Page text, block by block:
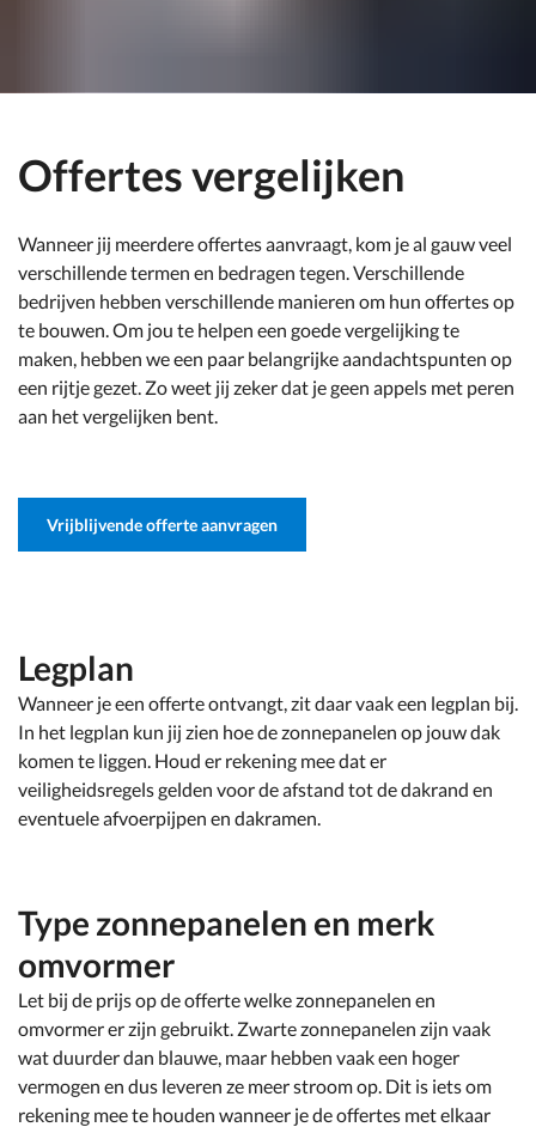
Offertes vergelijken
Wanneer jij meerdere offertes aanvraagt, kom je al gauw veel
verschillende termen en bedragen tegen. Verschillende
bedrijven hebben verschillende manieren om hun offertes op
te bouwen. Om jou te helpen een goede vergelijking te
maken, hebben we een paar belangrijke aandachtspunten op
een rijtje gezet. Zo weet jij zeker dat je geen appels met peren
aan het vergelijken bent.
Vrijblijvende offerte aanvragen
Legplan
Wanneer je een offerte ontvangt, zit daar vaak een legplan bij.
In het legplan kun jij zien hoe de zonnepanelen op jouw dak
komen te liggen. Houd er rekening mee dat er
veiligheidsregels gelden voor de afstand tot de dakrand en
eventuele afvoerpijpen en dakramen.
Type zonnepanelen en merk
omvormer
Let bij de prijs op de offerte welke zonnepanelen en
omvormer er zijn gebruikt. Zwarte zonnepanelen zijn vaak
wat duurder dan blauwe, maar hebben vaak een hoger
vermogen en dus leveren ze meer stroom op. Dit is iets om
rekening mee te houden wanneer je de offertes met elkaar